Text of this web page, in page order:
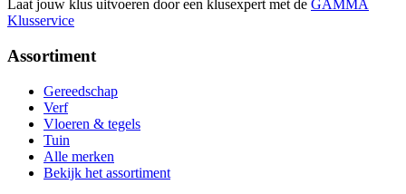
Laat jouw klus uitvoeren door een klusexpert met de GAMMA
Klusservice
Assortiment
Gereedschap
Verf
Vloeren & tegels
Tuin
Alle merken
Bekijk het assortiment